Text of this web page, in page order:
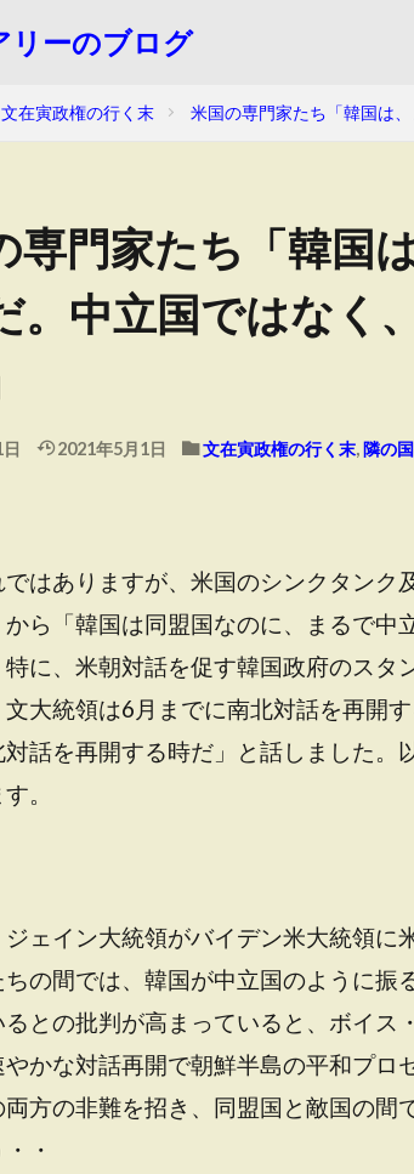
リーのブログ
文在寅政権の行く末 米国の専門家たち「韓国は
専門家たち「韓国
。中立国ではなく
2021年5月1日 文在寅政権の行く末,隣の
はありますが、米国のシンクタンク
ら「韓国は同盟国なのに、まるで中
に、米朝対話を促す韓国政府のスタ
文大統領は6月までに南北対話を再開
話を再開する時だ」と話しました。以
。
ジェイン大統領がバイデン米大統領に
の間では、韓国が中立国のように振
との批判が高まっていると、ボイス
かな対話再開で朝鮮半島の平和プロ
両方の非難を招き、同盟国と敵国の間
・